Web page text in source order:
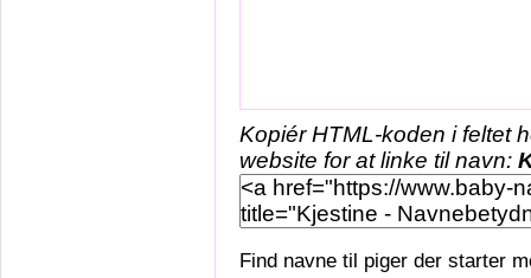
Kopiér HTML-koden i feltet
website for at linke til navn:
Find navne til piger der starter